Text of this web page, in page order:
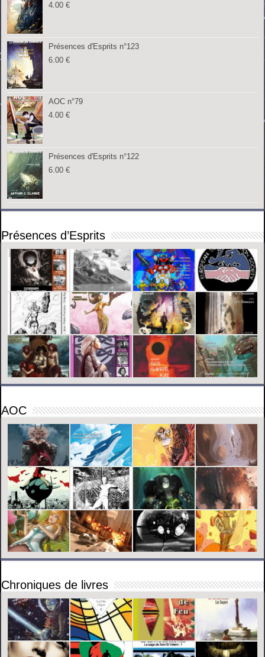
4.00€
Présences d'Esprits n°123
6.00€
AOC n°79
4.00€
Présences d'Esprits n°122
6.00€
Présences d’Esprits
AOC
Chroniques de livres